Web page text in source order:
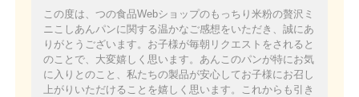
この度は、つの食品Webショップのもっちり米粉の贅沢ミ
ニこしあんパンに関する温かなご感想をいただき、誠にあ
りがとうございます。お子様が毎朝リクエストをされると
のことで、大変嬉しく思います。あんこのパンが特にお気
に入りとのこと、私たちの製品が安心してお子様にお召し
上がりいただけることを嬉しく思います。これからも引き